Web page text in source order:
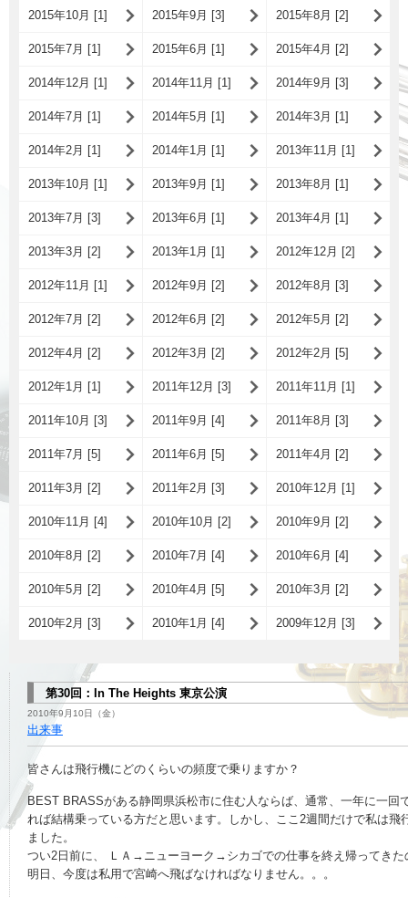
2015年10月 [1] 2015年9月 [3] 2015年8月 [2]
2015年7月 [1] 2015年6月 [1] 2015年4月 [2]
2014年12月 [1] 2014年11月 [1] 2014年9月 [3]
2014年7月 [1] 2014年5月 [1] 2014年3月 [1]
2014年2月 [1] 2014年1月 [1] 2013年11月 [1]
2013年10月 [1] 2013年9月 [1] 2013年8月 [1]
2013年7月 [3] 2013年6月 [1] 2013年4月 [1]
2013年3月 [2] 2013年1月 [1] 2012年12月 [2]
2012年11月 [1] 2012年9月 [2] 2012年8月 [3]
2012年7月 [2] 2012年6月 [2] 2012年5月 [2]
2012年4月 [2] 2012年3月 [2] 2012年2月 [5]
2012年1月 [1] 2011年12月 [3] 2011年11月 [1]
2011年10月 [3] 2011年9月 [4] 2011年8月 [3]
2011年7月 [5] 2011年6月 [5] 2011年4月 [2]
2011年3月 [2] 2011年2月 [3] 2010年12月 [1]
2010年11月 [4] 2010年10月 [2] 2010年9月 [2]
2010年8月 [2] 2010年7月 [4] 2010年6月 [4]
2010年5月 [2] 2010年4月 [5] 2010年3月 [2]
2010年2月 [3] 2010年1月 [4] 2009年12月 [3]
第30回：In The Heights 東京公演
2010年9月10日（金）
出来事
皆さんは飛行機にどのくらいの頻度で乗りますか？
BEST BRASSがある静岡県浜松市に住む人ならば、通常、一年に一回
れば結構乗っている方だと思います。しかし、ここ2週間だけで私は飛
ました。
つい2日前に、 ＬＡ→ニューヨーク→シカゴでの仕事を終え帰ってきた
明日、今度は私用で宮崎へ飛ばなければなりません。。。